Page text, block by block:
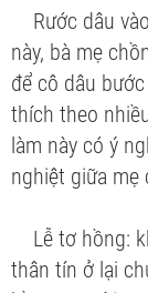
Rước dâu
này, bà mẹ
để cô dâu
thích theo
làm này có ý
nghiệt giữa mẹ
Lễ tơ hồng:
thân tín ở lại